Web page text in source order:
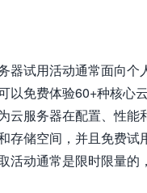
器试用活动通常面向
以免费体验60+种核心
云服务器在配置、性
存储空间，并且免费试
活动通常是限时限量